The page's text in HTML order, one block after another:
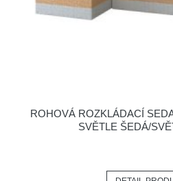
ROHOVÁ ROZKLÁDACÍ
SVĚTLE ŠEDÁ/